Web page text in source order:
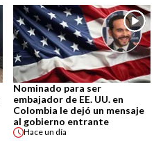
Nominado para ser
embajador de EE. UU. en
Colombia le dejó un mensaje
al gobierno entrante
Haceun día